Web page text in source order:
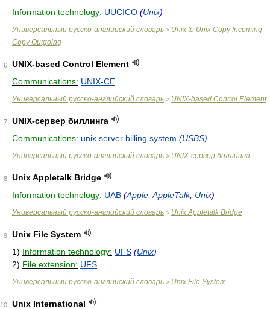
Information technology: UUCICO (Unix)
Универсальный русско-английский словарь > Unix to Unix Copy Incoming
Copy Outgoing
6
UNIX-based Control Element
Communications: UNIX-CE
Универсальный русско-английский словарь > UNIX-based Control Element
7
UNIX-сервер биллинга
Communications: unix server billing system (USBS)
Универсальный русско-английский словарь > UNIX-сервер биллинга
8
Unix Appletalk Bridge
Information technology: UAB (Apple AppleTalk, Unix)
Универсальный русско-английский словарь > Unix Appletalk Bridge
9
Unix File System
1) Information technology: UFS (Unix)
2) File extension: UFS
Универсальный русско-английский словарь > Unix File System
10
Unix International